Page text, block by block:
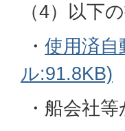
（4）以下
・ 使用済自
ル:91.8KB)
・船会社